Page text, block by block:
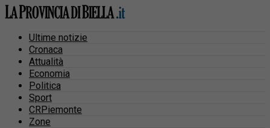
Ultime notizie
Cronaca
Attualità
Economia
Politica
Sport
CRPiemonte
Zone